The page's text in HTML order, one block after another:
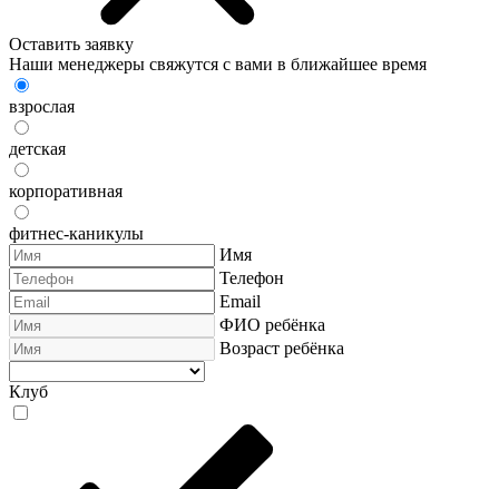
Оставить заявку
Наши менеджеры свяжутся с вами в ближайшее время
взрослая
детская
корпоративная
фитнес-каникулы
Имя
Телефон
Email
ФИО ребёнка
Возраст ребёнка
Клуб